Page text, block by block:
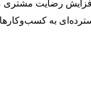
افزایش رضایت